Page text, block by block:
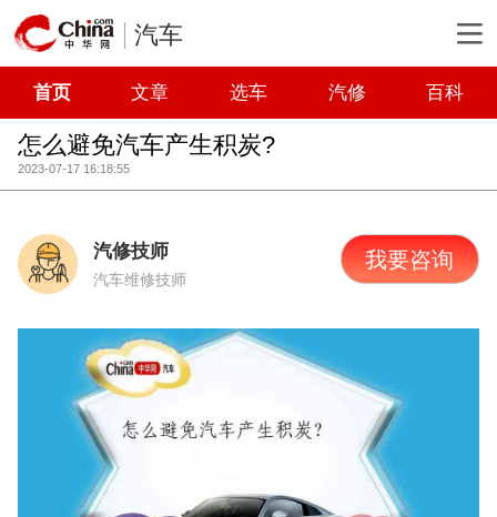
汽车
首页 文章 选车 汽修 百科
怎么避免汽车产生积炭?
2023-07-17 16:18:55
汽修技师
汽车维修技师
我要咨询